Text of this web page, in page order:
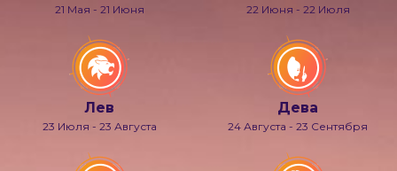
21 Мая - 21 Июня 22 Июня - 22 Июля
Лев
23 Июля - 23 Августа
Дева
24 Августа - 23 Сентября